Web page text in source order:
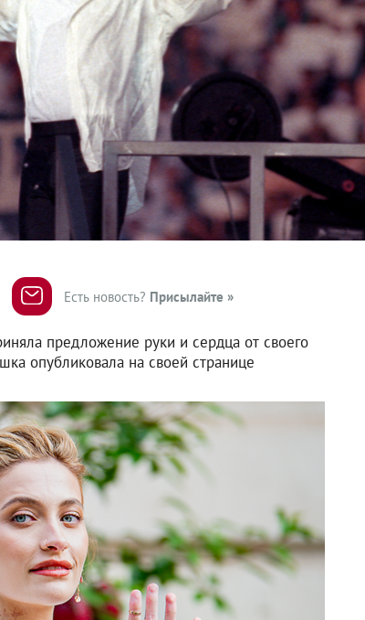
Есть новость? Присылайте »
предложение руки и сердца от своего
опубликовала на своей странице